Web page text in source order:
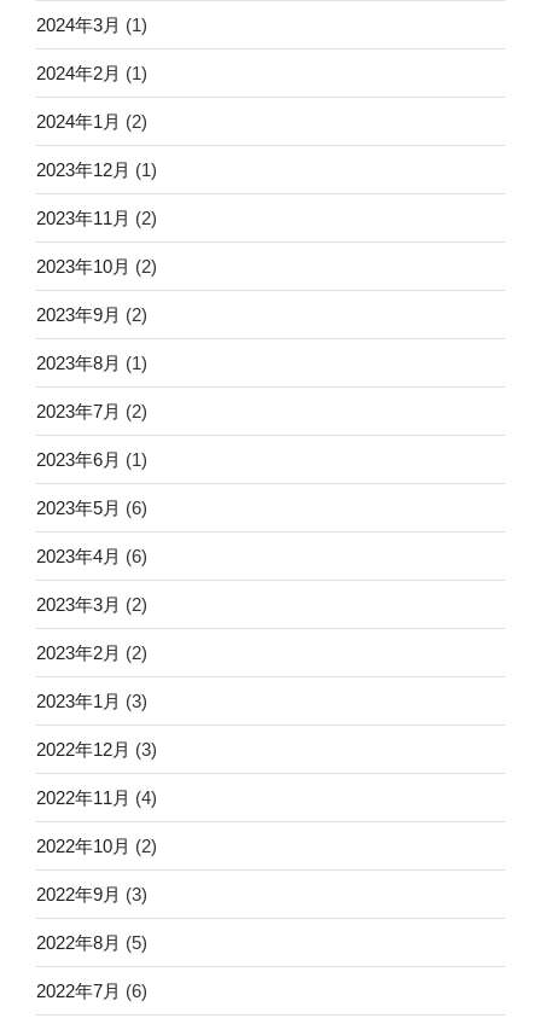
2024年3月 (1)
2024年2月 (1)
2024年1月 (2)
2023年12月 (1)
2023年11月 (2)
2023年10月 (2)
2023年9月 (2)
2023年8月 (1)
2023年7月 (2)
2023年6月 (1)
2023年5月 (6)
2023年4月 (6)
2023年3月 (2)
2023年2月 (2)
2023年1月 (3)
2022年12月 (3)
2022年11月 (4)
2022年10月 (2)
2022年9月 (3)
2022年8月 (5)
2022年7月 (6)